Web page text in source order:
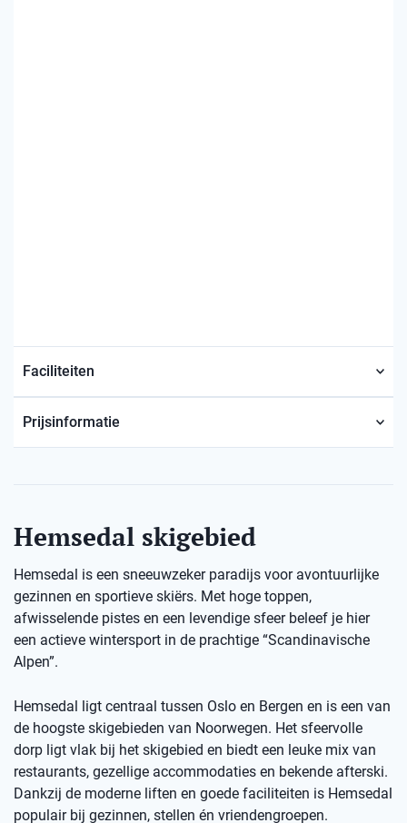
Faciliteiten
Prijsinformatie
Hemsedal skigebied
Hemsedal is een sneeuwzeker paradijs voor avontuurlijke
gezinnen en sportieve skiërs. Met hoge toppen,
afwisselende pistes en een levendige sfeer beleef je hier
een actieve wintersport in de prachtige “Scandinavische
Alpen”.
Hemsedal ligt centraal tussen Oslo en Bergen en is een van
de hoogste skigebieden van Noorwegen. Het sfeervolle
dorp ligt vlak bij het skigebied en biedt een leuke mix van
restaurants, gezellige accommodaties en bekende afterski.
Dankzij de moderne liften en goede faciliteiten is Hemsedal
populair bij gezinnen, stellen én vriendengroepen.